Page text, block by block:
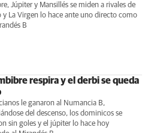
Júpiter y Mansillés se miden a rivales de
y La Virgen lo hace ante uno directo como
B
respira y el derbi se queda
le ganaron al Numancia B,
del descenso, los dominicos se
sin goles y el júpiter lo hace hoy